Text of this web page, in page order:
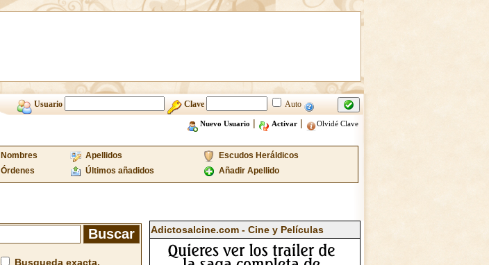
Usuario Clave Auto
Nuevo Usuario | Activar| Olvidé Clave
Nombres Apellidos
Escudos Heráldicos
Órdenes Últimos añadidos Añadir Apellido
Busqueda exacta.
Adictosalcine.com - Cine y Películas